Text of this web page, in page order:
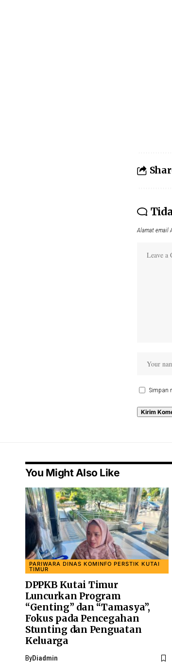
Alamat email
Simpan
You Might Also Like
PARIWARA DINAS KOMINFO PERSTIK KUTAI
TIMUR
DPPKB Kutai Timur
Luncurkan Program
“Genting” dan “Tamasya”,
Fokus pada Pencegahan
Stunting dan Penguatan
Keluarga
ByDiadmin